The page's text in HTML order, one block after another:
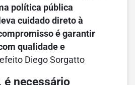
política pública
cuidado direto à
é garantir
qualidade e
Diego Sorgatto
é necessário